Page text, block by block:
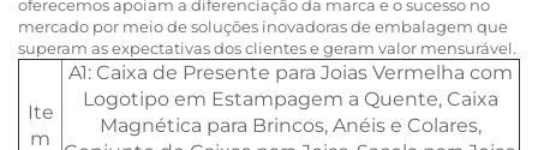
oferecemos apoiam a diferenciação da marca e o sucesso no
mercado por meio de soluções inovadoras de embalagem que
superam as expectativas dos clientes e geram valor mensurável.
Ite
m
A1: Caixa de Presente para Joias Vermelha com
Logotipo em Estampagem a Quente, Caixa
Magnética para Brincos, Anéis e Colares,